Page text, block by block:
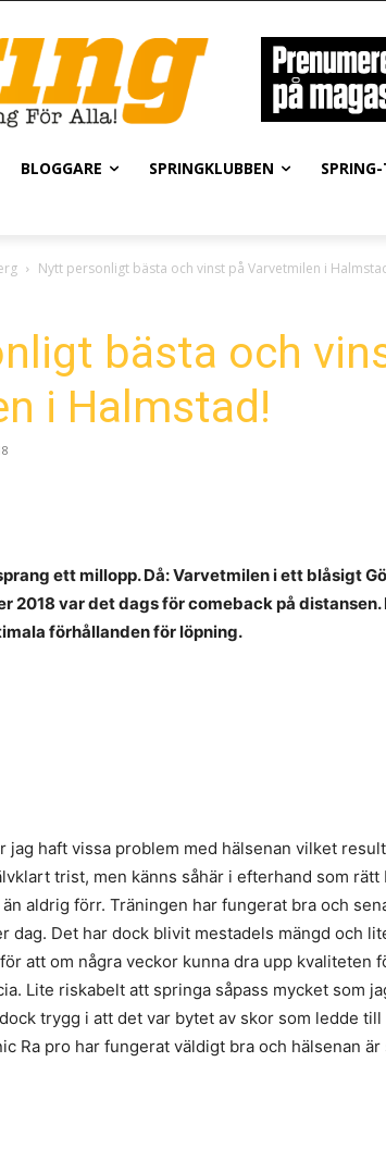
BLOGGARE SPRINGKLUBBEN
Nytt personligt bästa och vinst på Varvetmilen i
bästa och
i Halmstad!
ett millopp.Då: Varvetmilen i ett blåsigt
2018 var det dags för comeback på
förhållanden för löpning.
jag haft vissa problem med hälsenan vilket
trist, men känns såhär i efterhand som rätt
aldrig förr. Träningen har fungerat bra och
dag. Det har dock blivit mestadels mängd och
att om några veckor kunna dra upp kvaliteten
Lite riskabelt att springa såpass mycket som
trygg i att det var bytet av skor som ledde
Ra pro har fungerat väldigt bra och hälsenan